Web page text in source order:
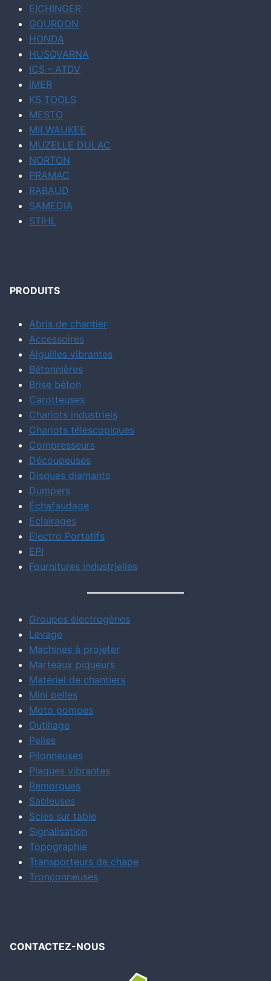
EICHINGER
GOURDON
HONDA
HUSQVARNA
ICS - ATDV
IMER
KS TOOLS
MESTO
MILWAUKEE
MUZELLE DULAC
NORTON
PRAMAC
RABAUD
SAMEDIA
STIHL
PRODUITS
Abris de chantier
Accessoires
Aiguilles vibrantes
Bétonnières
Brise béton
Carotteuses
Chariots industriels
Chariots télescopiques
Compresseurs
Découpeuses
Disques diamants
Dumpers
Échafaudage
Eclairages
Electro Portatifs
EPI
Fournitures industrielles
Groupes électrogènes
Levage
Machines à projeter
Marteaux piqueurs
Matériel de chantiers
Mini pelles
Moto pompes
Outillage
Pelles
Pilonneuses
Plaques vibrantes
Remorques
Sableuses
Scies sur table
Signalisation
Topographie
Transporteurs de chape
Tronçonneuses
CONTACTEZ-NOUS